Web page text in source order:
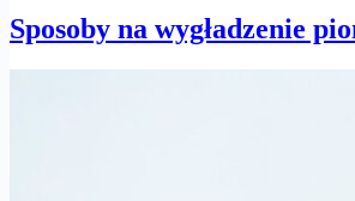
Sposoby na wygładzenie